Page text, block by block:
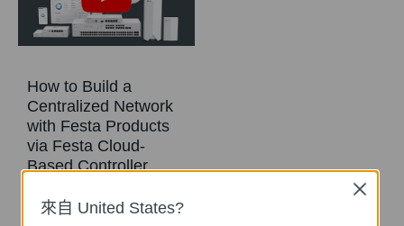
How to Build a
Centralized Network
with Festa Products
via Festa Cloud-
Based Controller
This video will introduce TP-Link Festa cloud-based networking solution and some basic network configuration.
來自 United States?
Close